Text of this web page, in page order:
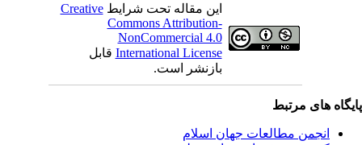
این مقاله تحت شرایطCreative
Commons Attribution-
NonCommercial 4.0
International Licenseقابل
بازنشر است.
های مرتبط
انجمن مطالعات جهان اسلام